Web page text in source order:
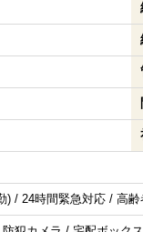
) / 24時間緊急対応 / 高